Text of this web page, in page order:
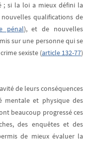
; si la loi a mieux défini la
qualifications de
pénal), et de nouvelles
sur une personne qui se
sexiste (article 132-77)
de leurs conséquences
mentale et physique des
beaucoup progressé ces
des enquêtes et des
de mieux évaluer la